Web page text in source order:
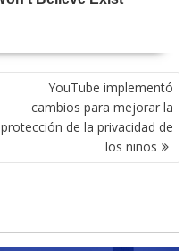
YouTube implementó
cambios para mejorar la
protección de la privacidad de
los niños